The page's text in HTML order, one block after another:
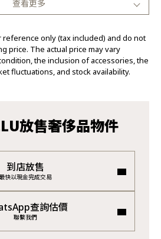
查看更多
only (tax included) and do not
price. The actual price may vary
the inclusion of accessories, the
fluctuations, and stock availability.
放售奢侈品物件
到店放售
最快以現金完成交易
查詢估價
聯繫我們